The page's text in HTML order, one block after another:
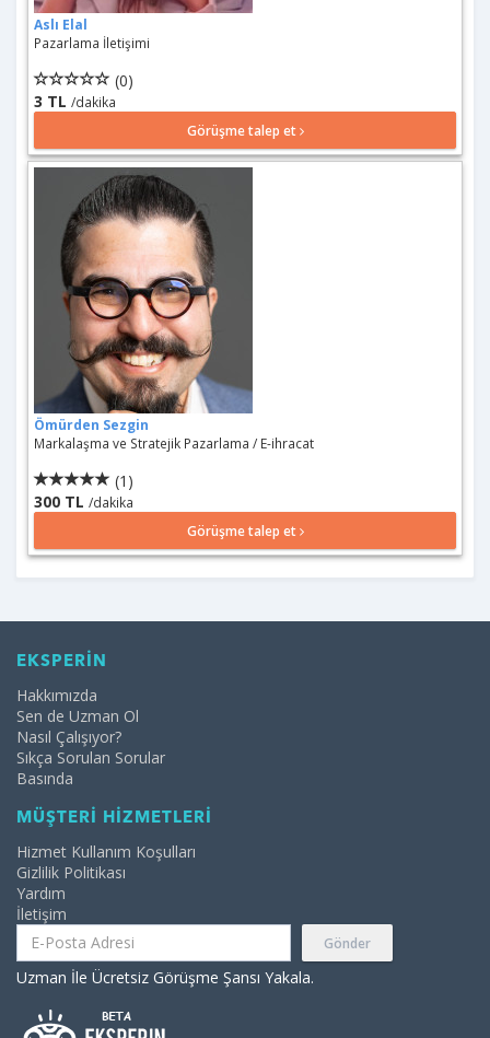
Aslı Elal
Pazarlama İletişimi
(0)
3 TL /dakika
Görüşme talep et
Ömürden Sezgin
Markalaşma ve Stratejik Pazarlama / E-ihracat
(1)
300 TL /dakika
Görüşme talep et
EKSPERİN
Hakkımızda
Sen de Uzman Ol
Nasıl Çalışıyor?
Sıkça Sorulan Sorular
Basında
MÜŞTERİ HİZMETLERİ
Hizmet Kullanım Koşulları
Gizlilik Politikası
Yardım
İletişim
Gönder
Uzman İle Ücretsiz Görüşme Şansı Yakala.